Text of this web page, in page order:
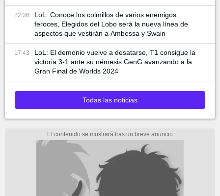
22:36
LoL: Conoce los colmillos de varios enemigos
feroces, Elegidos del Lobo será la nueva línea de
aspectos que vestirán a Ambessa y Swain
17:43
LoL: El demonio vuelve a desatarse, T1 consigue la
victoria 3-1 ante su némesis GenG avanzando a la
Gran Final de Worlds 2024
Todas las noticias